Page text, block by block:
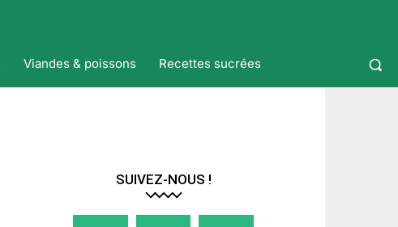
Viandes & poissons Recettes sucrées
SUIVEZ-NOUS !